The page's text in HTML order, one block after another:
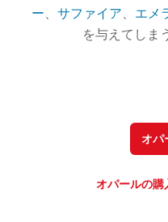
ー
サファイア エメ
を与えてしま
オパ
オパールの購